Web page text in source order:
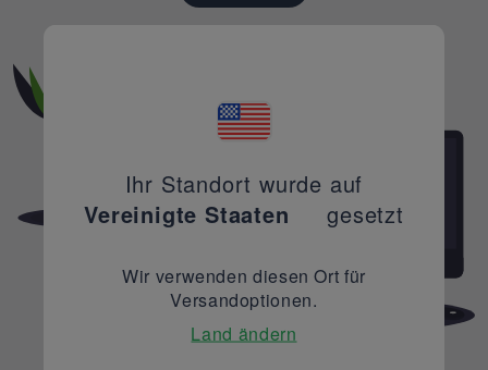
Ihr Standort wurde auf
Vereinigte Staaten
gesetzt
Wir verwenden diesen Ort für
Versandoptionen.
Land ändern